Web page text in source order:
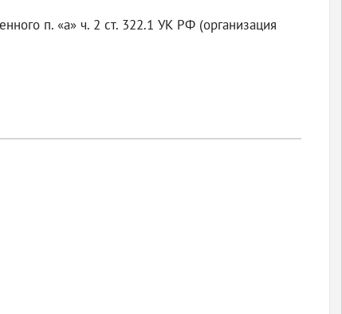
п. «а» ч. 2 ст. 322.1 УК РФ (организация